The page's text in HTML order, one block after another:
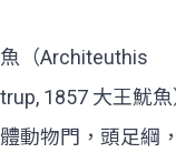
（Architeuthis
1857 大王魷
動物門，頭足綱